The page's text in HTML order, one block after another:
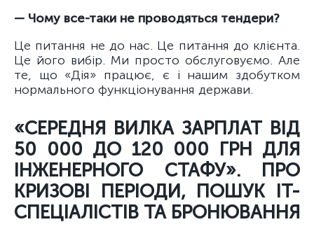
— Чому все-таки не проводяться тендери?
Це питання не до нас. Це питання до клієнта.
Це його вибір. Ми просто обслуговуємо. Але
те, що «Дія» працює, є і нашим здобутком
нормального функціонування держави.
«СЕРЕДНЯ ВИЛКА ЗАРПЛАТ ВІД
50 000 ДО 120 000 ГРН ДЛЯ
ІНЖЕНЕРНОГО СТАФУ». ПРО
КРИЗОВІ ПЕРІОДИ, ПОШУК ІТ-
СПЕЦІАЛІСТІВ ТА БРОНЮВАННЯ